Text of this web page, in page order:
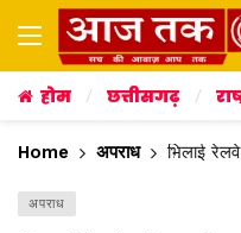
होम छत्तीसगढ़
Home अपराध भिलाई
अपराध